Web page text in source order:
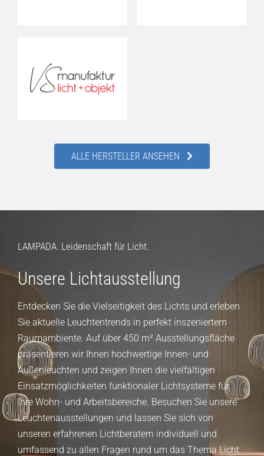
ALLE HERSTELLER ANSEHEN
LAMPADA. Leidenschaft für Licht.
Unsere Lichtausstellung
Entdecken Sie die Vielseitigkeit des Lichts und erleben
Sie aktuelle Leuchtentrends in perfekt inszeniertem
Raumambiente. Auf über 450 m² Ausstellungsfläche
präsentieren wir Ihnen hochwertige Innen- und
Außenleuchten und zeigen Ihnen die vielfältigen
Einsatzmöglichkeiten funktionaler Lichtsysteme für
Ihre Wohn- und Arbeitsbereiche. Besuchen Sie unsere
Leuchtenausstellungen und lassen Sie sich von
unseren erfahrenen Lichtberatern individuell und
umfassend zu allen Fragen rund um das Thema Licht